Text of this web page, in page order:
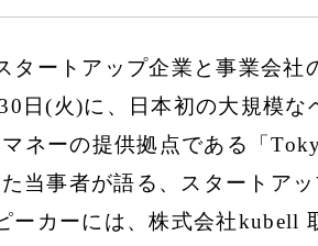
タートアップ企業と事業会社
日(火)に、日本初の大規模な
ネーの提供拠点である「
当事者が語る、スタートアッ
ーカーには、株式会社kubell